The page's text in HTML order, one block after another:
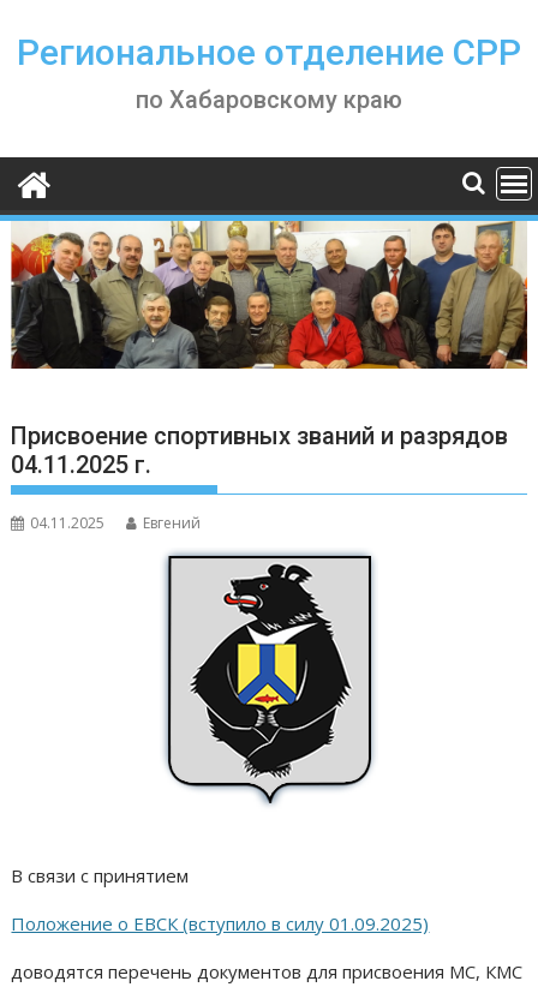
content
Региональное отделение СРР
по Хабаровскому краю
Присвоение спортивных званий и разрядов
04.11.2025 г.
04.11.2025 Евгений
В связи с принятием
Положение о ЕВСК (вступило в силу 01.09.2025)
доводятся перечень документов для присвоения МС, КМС